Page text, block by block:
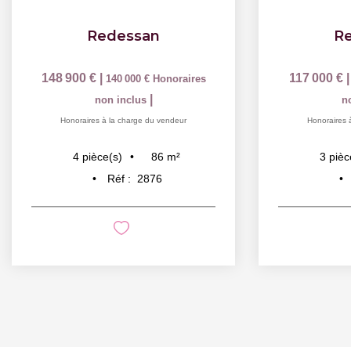
Redessan
148 900 € 140 000 € Honoraires
non inclus
Honoraires à la charge du vendeur
4 pièce(s) 86 m²
Réf :
2876
117 000 €
Honoraires
3